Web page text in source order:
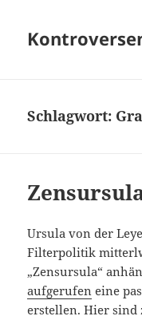
Schlagwort:
Ursula von der
Filterpolitik
„Zensursula“
aufgerufen eine
erstellen. Hier sind